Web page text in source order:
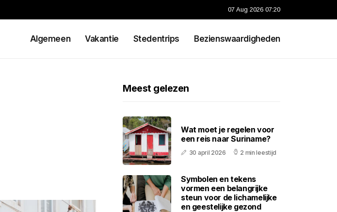
07 Aug 2026 07:20
Algemeen Vakantie Stedentrips Bezienswaardigheden
Meest gelezen
Wat moet je regelen voor
een reis naar Suriname?
30 april 2026 2 min leestijd
Symbolen en tekens
vormen een belangrijke
steun voor de lichamelijke
en geestelijke gezond